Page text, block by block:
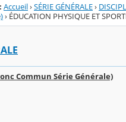
Accueil›SÉRIE GÉNÉRALE›
› ÉDUCATION PHYSIQUE ET
Commun Série Générale)